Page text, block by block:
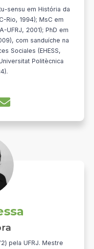
sensu em História da
Rio, 1994); MsC em
UFRJ, 2001); PhD em
com sanduíche na
Sociales (EHESS,
Politècnica
pela UFRJ. Mestre